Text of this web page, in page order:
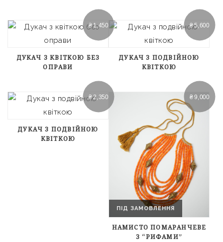
₴1,450
ДУКАЧ З КВІТКОЮ БЕЗ
ОПРАВИ
₴5,600
ДУКАЧ З ПОДВІЙНОЮ
КВІТКОЮ
₴2,350
ДУКАЧ З ПОДВІЙНОЮ
КВІТКОЮ
₴9,000
ПІД ЗАМОВЛЕННЯ
НАМИСТО ПОМАРАНЧЕВЕ
З “РИФАМИ”